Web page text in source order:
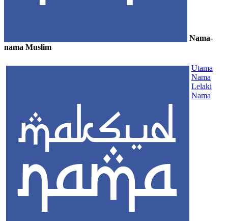
Nama-
nama Muslim
Utama
Nama
Lelaki
Nama